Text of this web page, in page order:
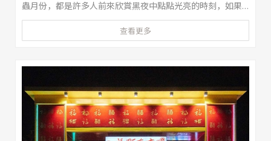
蟲月份，都是許多人前來欣賞黑夜中點點光亮的時刻，如果
你也還在思考螢火蟲的出現地點和月份在何時何地，或是想
順便安排個兩天一夜的旅程，本文都能推薦你臺灣北、中、
的春日回憶！
查看更多